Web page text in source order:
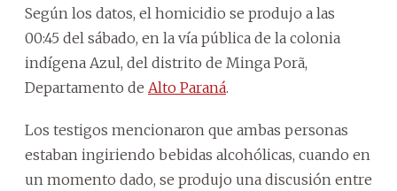
Según los datos, el homicidio se produjo a las
00:45 del sábado, en la vía pública de la colonia
indígena Azul, del distrito de Minga Porã,
Departamento de Alto Paraná.
Los testigos mencionaron que ambas personas
estaban ingiriendo bebidas alcohólicas, cuando en
un momento dado, se produjo una discusión entre